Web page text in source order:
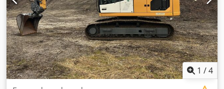
1 /4